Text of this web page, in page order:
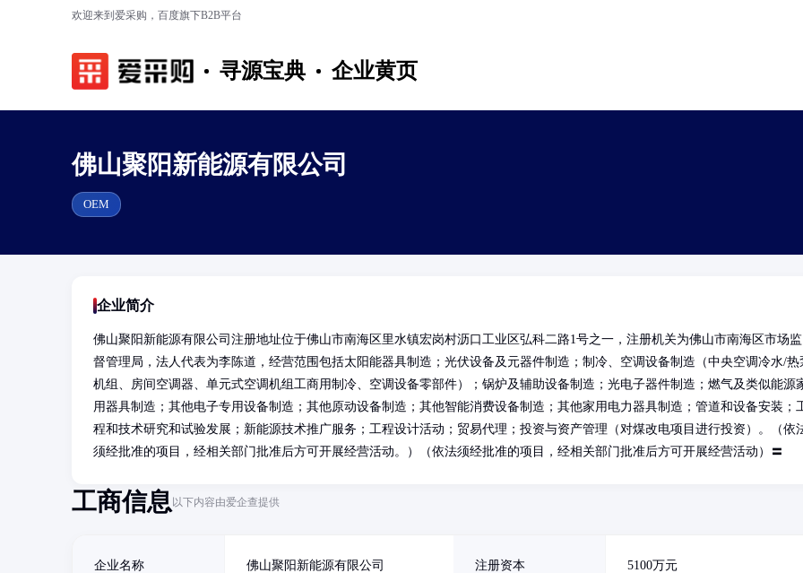
欢迎来到爱采购，百度旗下B2B平台
寻源宝典 企业黄页
佛山聚阳新能源有限公司
OEM
企业简介
佛山聚阳新能源有限公司注册地址位于佛山市南海区里水镇宏岗村沥口工业区弘科二路1号之一，注册机关为佛山市南海区市场监
督管理局，法人代表为李陈道，经营范围包括太阳能器具制造；光伏设备及元器件制造；制冷、空调设备制造（中央空调冷水/热
机组、房间空调器、单元式空调机组工商用制冷、空调设备零部件）；锅炉及辅助设备制造；光电子器件制造；燃气及类似能源
用器具制造；其他电子专用设备制造；其他原动设备制造；其他智能消费设备制造；其他家用电力器具制造；管道和设备安装；
程和技术研究和试验发展；新能源技术推广服务；工程设计活动；贸易代理；投资与资产管理（对煤改电项目进行投资）。（依
须经批准的项目，经相关部门批准后方可开展经营活动。）（依法须经批准的项目，经相关部门批准后方可开展经营活动）〓
工商信息以下内容由爱企查提供
企业名称 佛山聚阳新能源有限公司 注册资本 5100万元